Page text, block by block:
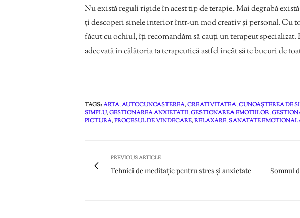
Nu există reguli rigide în acest tip de terapie. Mai degrabă
ți descoperi sinele interior într-un mod creativ și personal. Cu
făcut cu ochiul, îți recomandăm să cauți un terapeut
adecvată în călătoria ta terapeutică astfel încât să te bucuri de
TAGS:ARTA,AUTOCUNOAȘTEREA,CREATIVITATEA,CUNOAȘTEREA DE
SIMPLU,GESTIONAREA ANXIETATII,GESTIONAREA EMOTIILOR,
PICTURA,PROCESUL DE VINDECARE,RELAXARE,SANATATE
PREVIOUS ARTICLE
Tehnici de meditație pentru stres și anxietate
Somnul